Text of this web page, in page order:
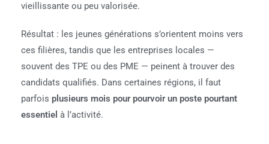
vieillissante ou peu valorisée.
Résultat : les jeunes générations s’orientent moins vers
ces filières, tandis que les entreprises locales —
souvent des TPE ou des PME — peinent à trouver des
candidats qualifiés. Dans certaines régions, il faut
parfois plusieurs mois pour pourvoir un poste pourtant
essentiel à l’activité.